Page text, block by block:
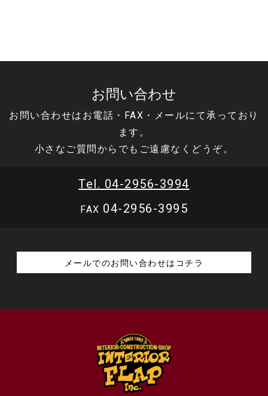
お問い合わせ
お問い合わせはお電話・FAX・メールにて承っており
ます。
小さなご質問からでもご遠慮なくどうぞ。
Tel. 04-2956-3994
FAX 04-2956-3995
メールでのお問い合わせはコチラ